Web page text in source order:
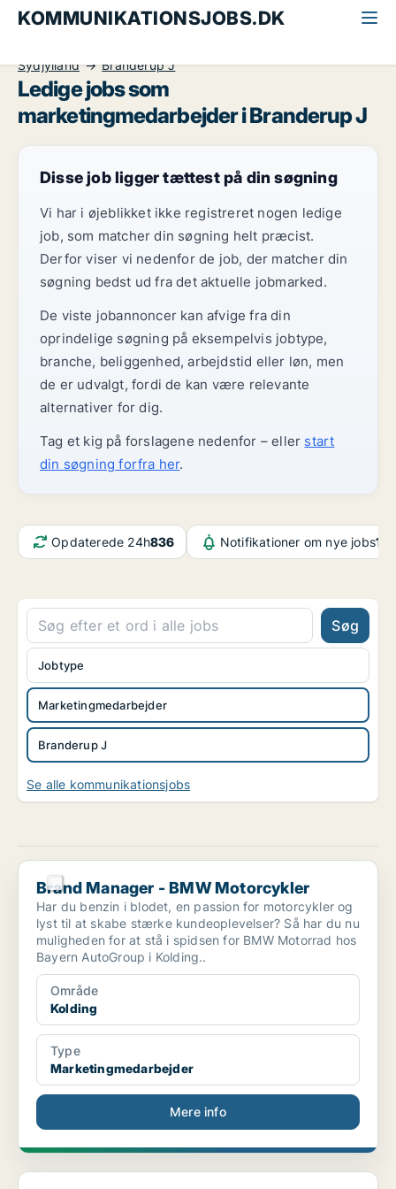
KOMMUNIKATIONSJOBS.DK
Sydjylland
Branderup J
Ledige jobs som
marketingmedarbejder i Branderup J
Disse job ligger tættest på din søgning
Vi har i øjeblikket ikke registreret nogen ledige
job, som matcher din søgning helt præcist.
Derfor viser vi nedenfor de job, der matcher din
søgning bedst ud fra det aktuelle jobmarked.
De viste jobannoncer kan afvige fra din
oprindelige søgning på eksempelvis jobtype,
branche, beliggenhed, arbejdstid eller løn, men
de er udvalgt, fordi de kan være relevante
alternativer for dig.
Tag et kig på forslagene nedenfor – eller start
din søgning forfra her.
Opdaterede 24h836 Notifikationer om nye jobs
Søg
Marketingmedarbejder
Branderup J
Jobtype
Se alle kommunikationsjobs
Brand Manager - BMW Motorcykler
Brand Manager - BMW Motorcykler
Har du benzin i blodet, en passion for motorcykler og
lyst til at skabe stærke kundeoplevelser? Så har du nu
muligheden for at stå i spidsen for BMW Motorrad hos
Bayern AutoGroup i Kolding..
Område
Kolding
Type
Marketingmedarbejder
Mere info
Product Manager